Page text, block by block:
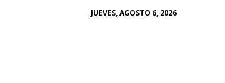
JUEVES, AGOSTO 6, 2026